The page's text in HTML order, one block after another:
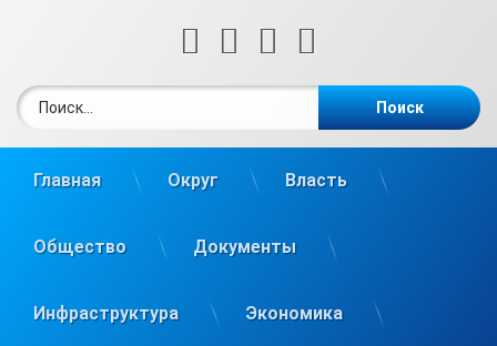
RSS E-mailВКонтакте
Главная Округ Власть
Общество Документы
Инфраструктура Экономика